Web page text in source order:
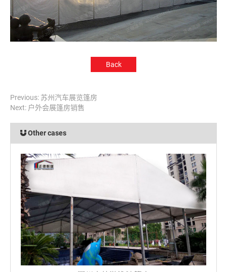
Back
Previous: 苏州汽车展览篷房
Next: 户外会展篷房销售
Other cases